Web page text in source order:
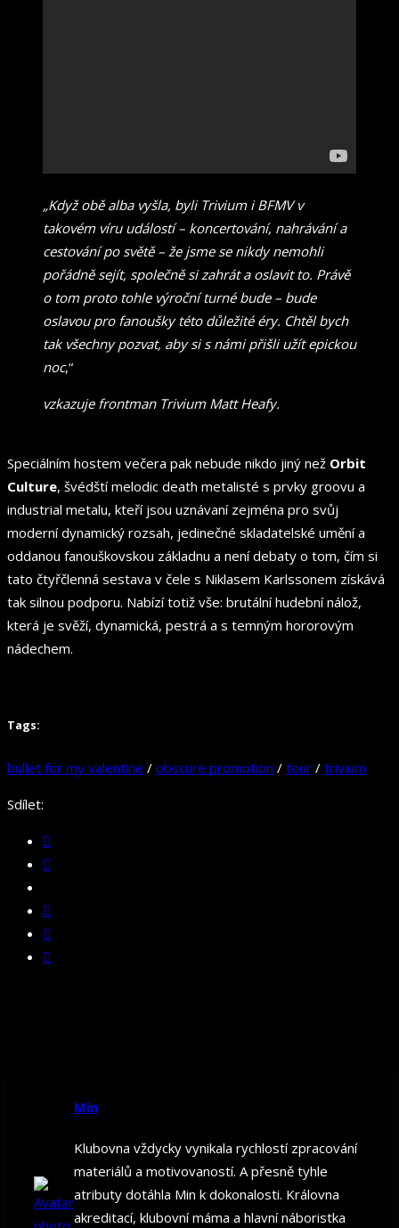
„Když obě alba vyšla, byli Trivium i BFMV v
takovém víru událostí – koncertování, nahrávání a
cestování po světě – že jsme se nikdy nemohli
pořádně sejít, společně si zahrát a oslavit to. Právě
o tom proto tohle výroční turné bude – bude
oslavou pro fanoušky této důležité éry. Chtěl bych
tak všechny pozvat, aby si s námi přišli užít epickou
noc,“
vzkazuje frontman Trivium Matt Heafy.
Speciálním hostem večera pak nebude nikdo jiný než Orbit
Culture, švédští melodic death metalisté s prvky groovu a
industrial metalu, kteří jsou uznávaní zejména pro svůj
moderní dynamický rozsah, jedinečné skladatelské umění a
oddanou fanouškovskou základnu a není debaty o tom, čím si
tato čtyřčlenná sestava v čele s Niklasem Karlssonem získává
tak silnou podporu. Nabízí totiž vše: brutální hudební nálož,
která je svěží, dynamická, pestrá a s temným hororovým
nádechem.
Tags:
bullet for my valentine / obscure promotion / tour / trivium
Sdílet:
Min
Klubovna vždycky vynikala rychlostí zpracování
materiálů a motivovaností. A přesně tyhle
atributy dotáhla Min k dokonalosti. Královna
akreditací, klubovní máma a hlavní náboristka